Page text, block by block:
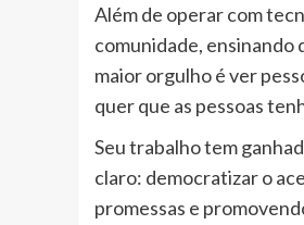
Além de operar com
comunidade, ensinando
maior orgulho é ver
quer que as pessoas
Seu trabalho tem
claro: democratizar o
promessas e